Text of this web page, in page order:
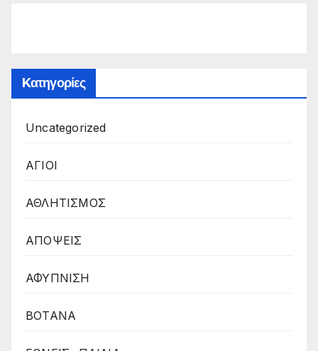
Kατηγορίες
Uncategorized
ΑΓΙΟΙ
ΑΘΛΗΤΙΣΜΟΣ
ΑΠΟΨΕΙΣ
ΑΦΥΠΝΙΣΗ
ΒΟΤΑΝΑ